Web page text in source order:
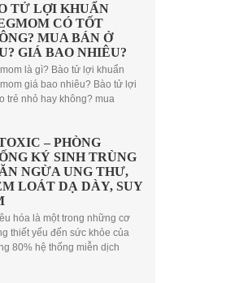
TỬ LỢI KHUẨN
CÓ TỐT
MUA BÁN Ở
GIÁ BAO NHIÊU?
là gì? Bào tử lợi khuẩn
giá bao nhiêu? Bào tử lợi
trẻ nhỏ hay không? mua
– PHÒNG
KÝ SINH TRÙNG
NGỪA UNG THƯ,
LOÁT DẠ DÀY, SUY
hóa là một trong những cơ
thiết yếu đến sức khỏe của
80% hệ thống miễn dịch